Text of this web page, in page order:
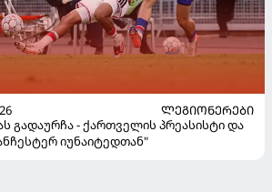
ᲚᲔᲒᲘᲝᲜᲔᲠᲔᲑᲘ
გადაურჩა - ქართველის პრეასისტი და
იუნაიტედთან"